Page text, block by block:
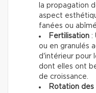
la propagation
aspect
fanées ou
Fertilisation :
ou en granulés
d'intérieur pour
dont elles ont
de croissance.
Rotation des